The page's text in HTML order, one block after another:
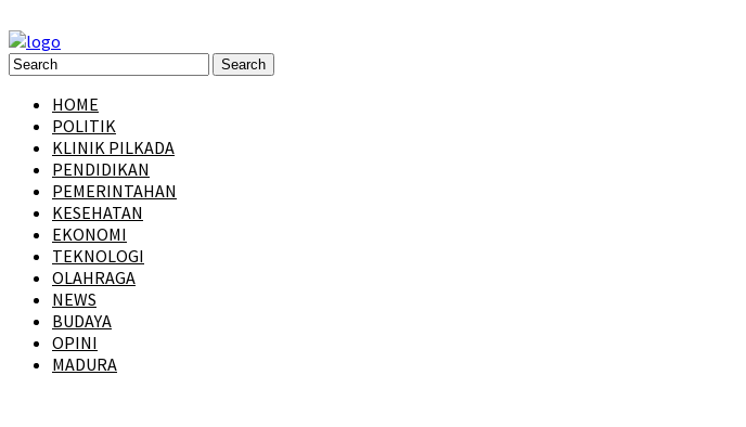
HOME
POLITIK
KLINIK PILKADA
PENDIDIKAN
PEMERINTAHAN
KESEHATAN
EKONOMI
TEKNOLOGI
OLAHRAGA
NEWS
BUDAYA
OPINI
MADURA